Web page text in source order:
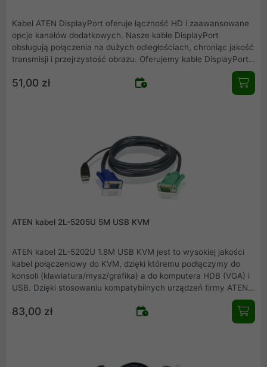
Kabel ATEN DisplayPort oferuje łączność HD i zaawansowane
opcje kanałów dodatkowych. Nasze kable DisplayPort
obsługują połączenia na dużych odległościach, chroniąc jakość
transmisji i przejrzystość obrazu. Oferujemy kable DisplayPort
o długościach od 2 do 5 metrów, obsługujące rozdzielczości do
4K UHD (3840 x 2160 przy 60Hz).
51,00 zł
ATEN kabel 2L-5205U 5M USB KVM
ATEN kabel 2L-5202U 1.8M USB KVM jest to wysokiej jakości
kabel połączeniowy do KVM, dzięki któremu podłączymy do
konsoli (klawiatura/mysz/grafika) a do komputera HDB (VGA) i
USB. Dzięki stosowaniu kompatybilnych urządzeń firmy ATEN
83,00 zł